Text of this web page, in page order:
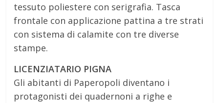
tessuto poliestere con serigrafia. Tasca
frontale con applicazione pattina a tre strati
con sistema di calamite con tre diverse
stampe.
LICENZIATARIO PIGNA
Gli abitanti di Paperopoli diventano i
protagonisti dei quadernoni a righe e